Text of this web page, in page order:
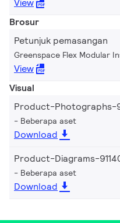
View
Brosur
Petunjuk pemasangan
Greenspace Flex Modular
View
Visual
Product-Photographs-
Beberapa aset
Download
Product-Diagrams-
Beberapa aset
Download